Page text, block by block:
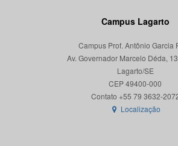
Campus Lagarto
Campus Prof. Antônio Garcia
Av. Governador Marcelo Déda,
Lagarto/SE
CEP 49400-000
Localização